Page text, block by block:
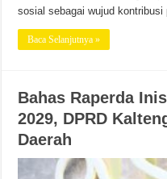
sosial sebagai wujud kontribusi
Baca Selanjutnya »
Bahas Raperda
2029, DPRD
Daerah